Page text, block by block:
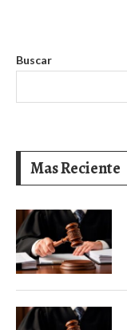
Buscar
Mas Reciente